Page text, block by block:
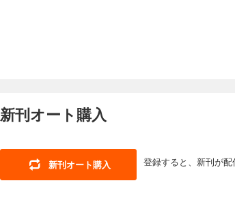
新刊オート購入
新刊オート購入 登録すると、新刊が